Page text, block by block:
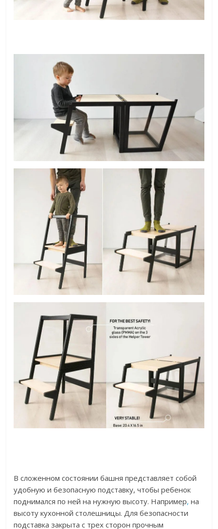
В сложенном состоянии башня представляет собой
удобную и безопасную подставку, чтобы ребенок
поднимался по ней на нужную высоту. Например, на
высоту кухонной столешницы. Для безопасности
подставка закрыта с трех сторон прочным